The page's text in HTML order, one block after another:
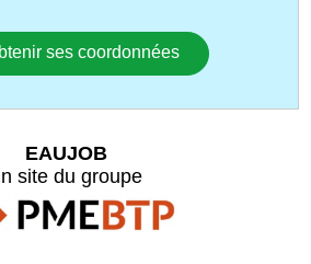
ses coordonnées
EAUJOB
site du groupe